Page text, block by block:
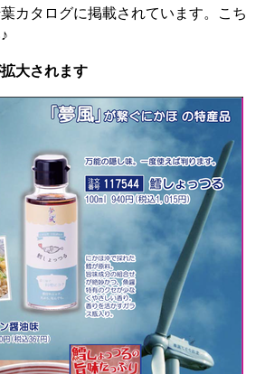
カタログに掲載されています。こち
大されます